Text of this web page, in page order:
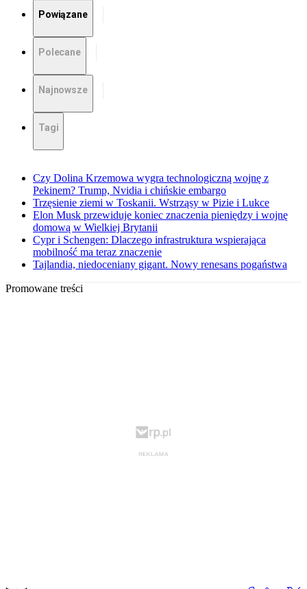
Powiązane
Polecane
Najnowsze
Tagi
Czy Dolina Krzemowa wygra technologiczną wojnę z
Pekinem? Trump, Nvidia i chińskie embargo
Trzęsienie ziemi w Toskanii. Wstrząsy w Pizie i Lukce
Elon Musk przewiduje koniec znaczenia pieniędzy i wojnę
domową w Wielkiej Brytanii
Cypr i Schengen: Dlaczego infrastruktura wspierająca
mobilność ma teraz znaczenie
Tajlandia, niedoceniany gigant. Nowy renesans pogaństwa
Promowane treści